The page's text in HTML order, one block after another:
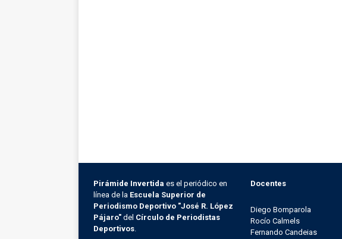
Pirámide Invertida es el periódico en
línea de la Escuela Superior de
Periodismo Deportivo "José R. López
Pájaro" del Círculo de Periodistas
Deportivos
Docentes
Diego Bomparola
Rocío Calmels
Fernando Candeias